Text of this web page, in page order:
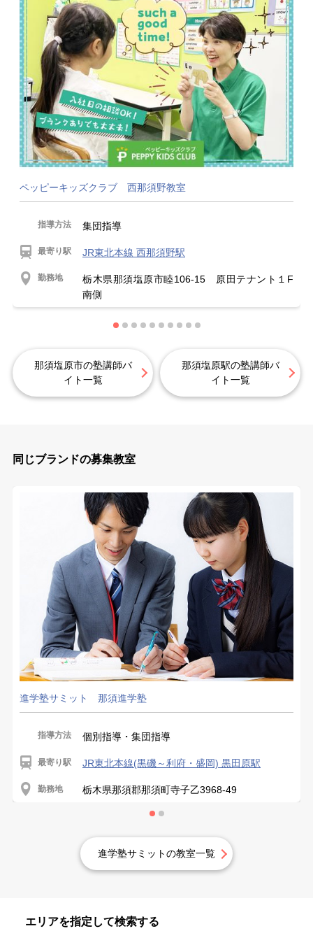
ペッピーキッズクラブ 西那須野教室
指導方法 集団指導
最寄り駅 JR東北本線 西那須野駅
勤務地
栃木県那須塩原市睦106-15 原田テナント１F
南側
那須塩原市の塾講師バ
イト一覧
那須塩原駅の塾講師バ
イト一覧
同じブランドの募集教室
進学塾サミット 那須進学塾
指導方法 個別指導・集団指導
最寄り駅 JR東北本線(黒磯～利府・盛岡) 黒田原駅
勤務地 栃木県那須郡那須町寺子乙3968-49
進学塾サミットの教室一覧
エリアを指定して検索する